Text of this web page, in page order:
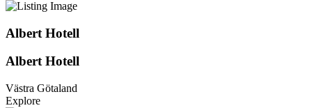
Albert Hotell
Albert Hotell
Västra Götaland
Explore